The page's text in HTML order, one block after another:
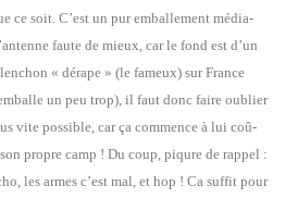
ce soit. C’est un pur embal­le­ment média­
faute de mieux, car le fond est d’un
« dérape » (le fameux) sur France
un peu trop), il faut donc faire oublier
vite pos­sible, car ça com­mence à lui coû­
propre camp ! Du coup, piqure de rap­pel :
les armes c’est mal, et hop ! Ca suf­fit pour